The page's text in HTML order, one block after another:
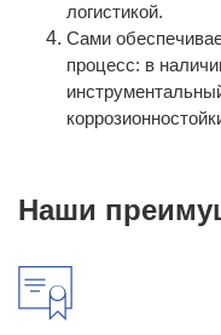
логистикой.
Сами
процесс: в
Наши